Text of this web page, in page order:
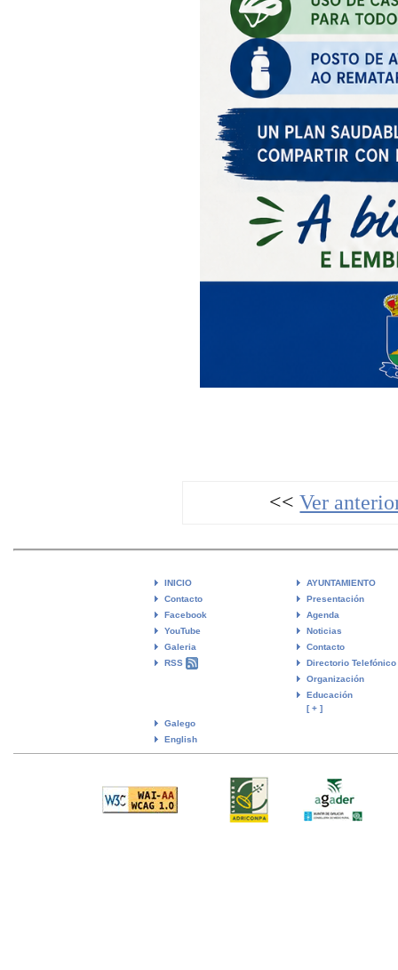
<<Ver
INICIO
Contacto
Facebook
YouTube
Galeria
RSS
Galego
English
AYUNTAMIENTO
Presentación
Agenda
Noticias
Contacto
Directorio Telefónico
Organización
Educación
[ + ]